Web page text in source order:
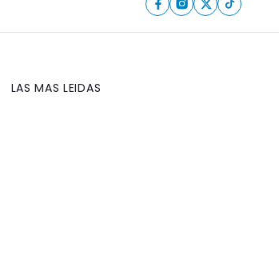
LAS MAS LEIDAS